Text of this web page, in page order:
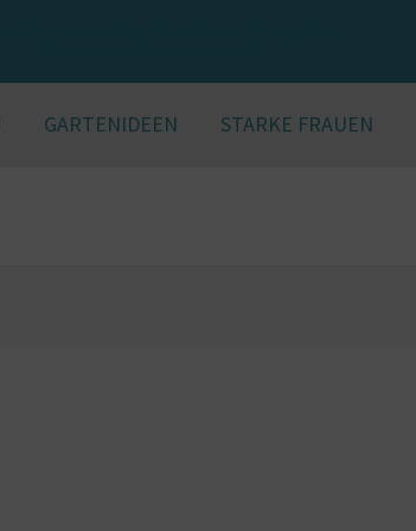
GARTENIDEEN STARKE FRAUEN